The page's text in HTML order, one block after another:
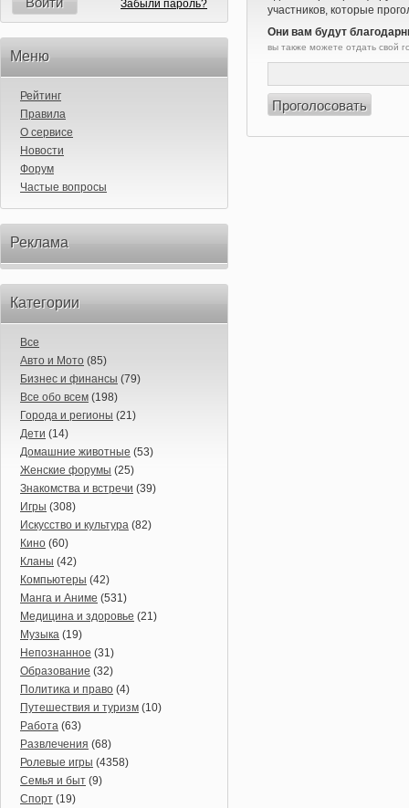
Забыли пароль?
Меню
Рейтинг
Правила
О сервисе
Новости
Форум
Частые вопросы
Реклама
Категории
Все
Авто и Мото (85)
Бизнес и финансы (79)
Все обо всем (198)
Города и регионы (21)
Дети (14)
Домашние животные (53)
Женские форумы (25)
Знакомства и встречи (39)
Игры (308)
Искусство и культура (82)
Кино (60)
Кланы (42)
Компьютеры (42)
Манга и Аниме (531)
Медицина и здоровье (21)
Музыка (19)
Непознанное (31)
Образование (32)
Политика и право (4)
Путешествия и туризм (10)
Работа (63)
Развлечения (68)
Ролевые игры (4358)
Семья и быт (9)
Спорт (19)
участников, которые
Они вам будут
вы также можете отдать свой